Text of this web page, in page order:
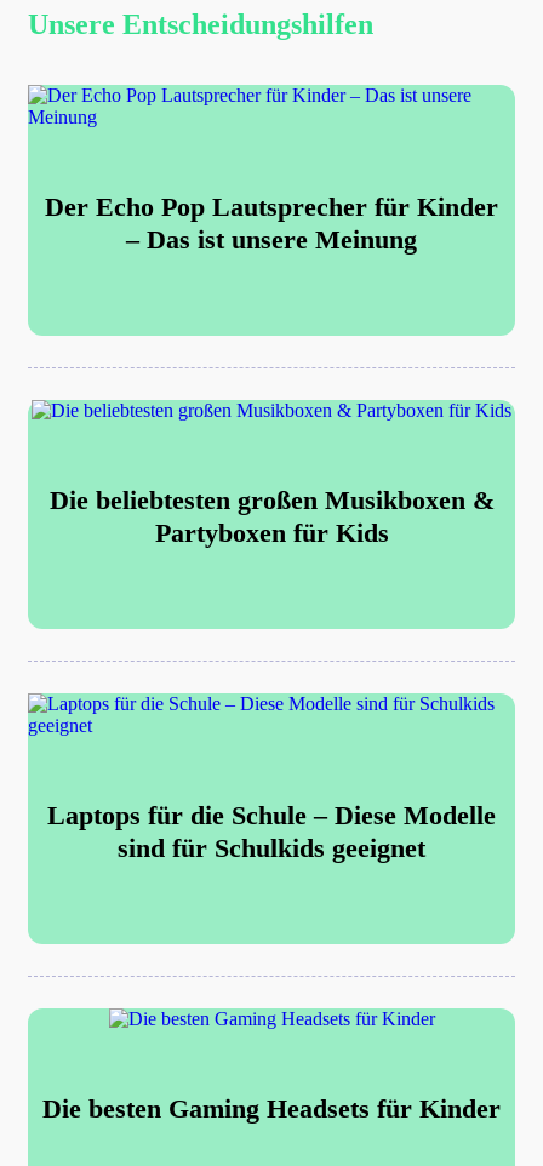
Unsere Entscheidungshilfen
Der Echo Pop Lautsprecher für Kinder
– Das ist unsere Meinung
Die beliebtesten großen Musikboxen &
Partyboxen für Kids
Laptops für die Schule – Diese Modelle
sind für Schulkids geeignet
Die besten Gaming Headsets für Kinder